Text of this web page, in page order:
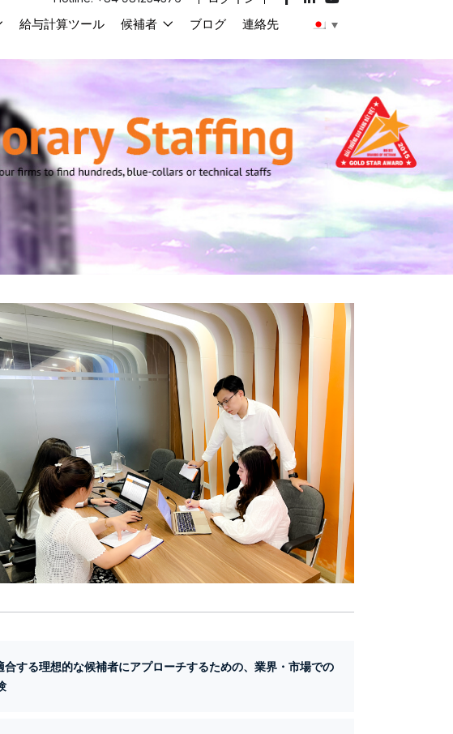
給与計算ツール 候補者 ブログ 連絡先
する理想的な候補者にアプローチするための、業界・市場での